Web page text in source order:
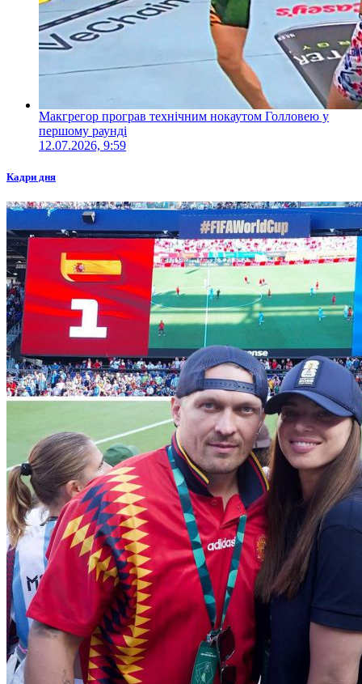
Макгрегор програв технічним нокаутом Голловею у
першому раунді
12.07.2026, 9:59
Кадри дня